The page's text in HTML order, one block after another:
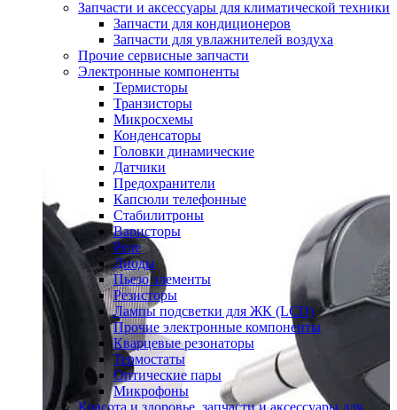
Запчасти и аксессуары для климатической техники
Запчасти для кондиционеров
Запчасти для увлажнителей воздуха
Прочие сервисные запчасти
Электронные компоненты
Термисторы
Транзисторы
Микросхемы
Конденсаторы
Головки динамические
Датчики
Предохранители
Капсюли телефонные
Стабилитроны
Варисторы
Реле
Диоды
Пьезо элементы
Резисторы
Лампы подсветки для ЖК (LCD)
Прочие электронные компоненты
Кварцевые резонаторы
Термостаты
Оптические пары
Микрофоны
Красота и здоровье, запчасти и аксессуары для